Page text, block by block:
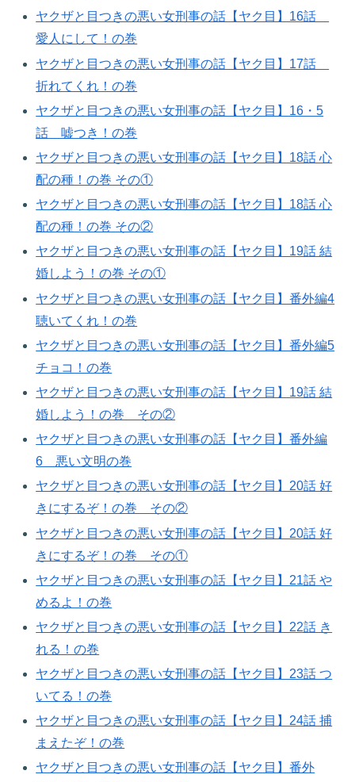
ヤクザと目つきの悪い女刑事の話【ヤク目】16話
愛人にして！の巻​
ヤクザと目つきの悪い女刑事の話【ヤク目】17話
折れてくれ！の巻​
ヤクザと目つきの悪い女刑事の話【ヤク目】16・5
話 嘘つき！の巻​
ヤクザと目つきの悪い女刑事の話【ヤク目】18話 心
配の種！の巻​ その①
ヤクザと目つきの悪い女刑事の話【ヤク目】18話 心
配の種！の巻​ その②
ヤクザと目つきの悪い女刑事の話【ヤク目】19話 結
婚しよう！の巻​ その①
ヤクザと目つきの悪い女刑事の話【ヤク目】番外編4
聴いてくれ！の巻​
ヤクザと目つきの悪い女刑事の話【ヤク目】番外編5
チョコ！の巻​
ヤクザと目つきの悪い女刑事の話【ヤク目】19話 結
婚しよう！の巻​ その②
ヤクザと目つきの悪い女刑事の話【ヤク目】番外編
6 悪い文明の巻
ヤクザと目つきの悪い女刑事の話【ヤク目】20話 好
きにするぞ！の巻​ その②
ヤクザと目つきの悪い女刑事の話【ヤク目】20話 好
きにするぞ！の巻​ その①
ヤクザと目つきの悪い女刑事の話【ヤク目】21話 や
めるよ！の巻​
ヤクザと目つきの悪い女刑事の話【ヤク目】22話 き
れる！の巻​
ヤクザと目つきの悪い女刑事の話【ヤク目】23話 つ
いてる！の巻​
ヤクザと目つきの悪い女刑事の話【ヤク目】24話 捕
まえたぞ！の巻​
ヤクザと目つきの悪い女刑事の話【ヤク目】番外